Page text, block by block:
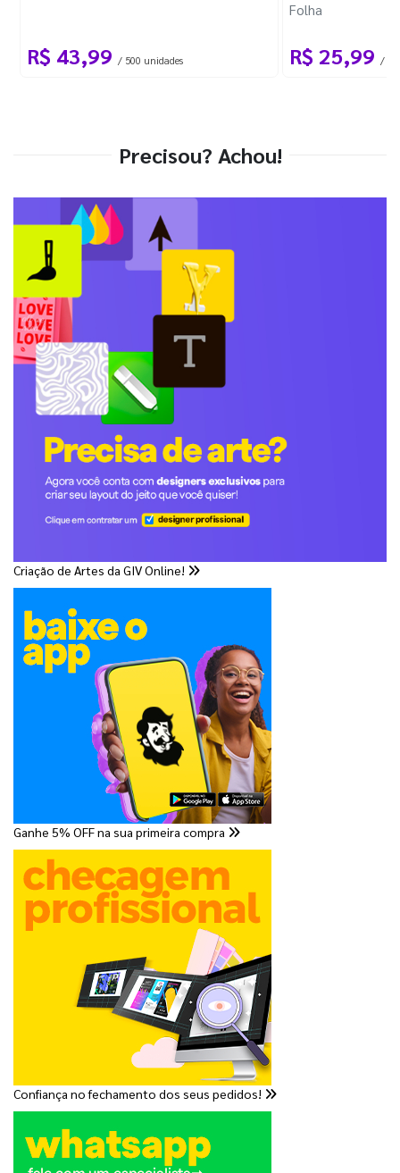
R$ 43,99 / 500 unidades
Folha
R$ 25,99 / 1
Precisou? Achou!
Criação de Artes da GIV Online!
Ganhe 5% OFF na sua primeira compra
Confiança no fechamento dos seus pedidos!